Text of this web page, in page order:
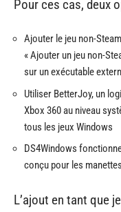
Pour ces cas, deux
Ajouter le jeu non-
« Ajouter un jeu non-
sur un exécutable
Utiliser BetterJoy, un
Xbox 360 au niveau
tous les jeux Windows
DS4Windows
conçu pour les
L’ajout en tant que